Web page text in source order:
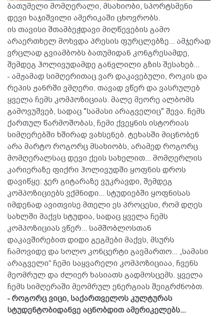
ბათუმელი მომღერალი, მსახიობი, სპორტსმენი
დევი ხაჯიშვილი ამერიკაში ცხოვრობს.
ის თავისი შთამბეჭდავი მიღწევების გამო
არაერთხელ მოხვდა პრესის ფურცლებზე... ამჯერად
ვრცლად გვიამბობს ბათუმიდან კონგრესამდე,
შემდეგ ჰოლივუდამდე განვლილი გზის შესახებ...
- ამჟამად სიმღერითაც ვარ დაკავებული, როკის და
რეპის ჟანრში ვმღერი. თავად ვწერ და ვასრულებ
ყველა ჩემს კომპოზიციას. მალე მეორე ალბომს
გამოვუშვებ, სადაც "სამასი არაგველიც" შევა. ჩემს
ქართულ წარმოშობას, ჩემი ქვეყნის ისტორიას
სიმღერებში ხშირად ვახსენებ. ტეხასში მიცნობენ
არა მარტო როგორც მსახიობს, არამედ როგორც
მომღერალსაც დევი ქეის სახელით... მომღერლის
კარიერაზე ფიქრი ჰოლივუდში ყოფნის დროს
დავიწყე: ჯერ გიტარაზე ვუკრავდი, შემდეგ
კომპოზიციებს ვქმნიდი... სტუდიებში ყოფნისას
იმდენად ავითვისე მთელი ეს პროცესი, რომ დღეს
სახლში მაქვს სტუდია, სადაც ყველა ჩემს
კომპოზიციას ვწერ... სამშობლოსთან
დაკავშირებით დიდი გეგმები მაქვს, მსურს
ჩამოვიდე და სოლო კონცერტი გავმართო... „სამასი
არაგველი“ ჩემი საყვარელი კომპოზიციაა, ჩვენს
მეომრულ და ძლიერ ხასიათს გადმოსცემს. ყველა
ჩემს სიმღერაში მეომრულ ენერგიას შეიგრძნობთ.
- როგორც ვიცი, საქართველოს კულტურას
სტუდენტობიდანვე აცნობდით ამერიკელებს...